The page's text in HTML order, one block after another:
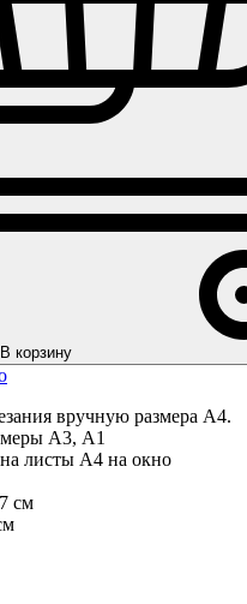
В корзину
вручную размера А4.
А3, А1
листы А4 на окно
см